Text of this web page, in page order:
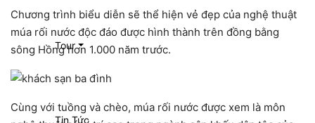
Tour
Tin Tức
Chương trình biểu diễn sẽ thể hiện vẻ đẹp của nghệ thuật
múa rối nước độc đáo được hình thành trên đồng bằng
sông Hồng hơn 1.000 năm trước.
Cùng với tuồng và chèo, múa rối nước được xem là môn